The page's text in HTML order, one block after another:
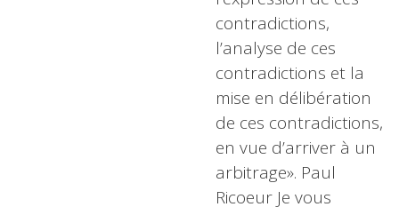
contradictions,
l’analyse de ces
contradictions et la
mise en délibération
de ces contradictions,
en vue d’arriver à un
arbitrage». Paul
Ricoeur Je vous